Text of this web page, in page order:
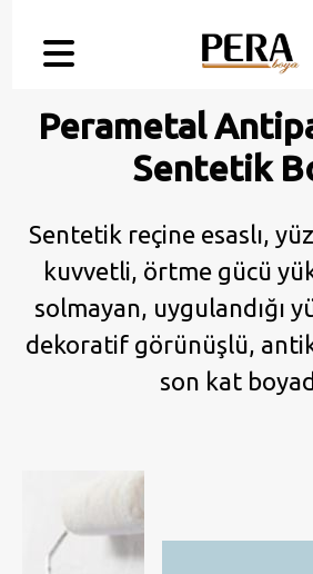
Perametal
Sentetik
Sentetik reçine esaslı,
kuvvetli, örtme gücü
solmayan, uygulandığı
dekoratif görünüşlü,
son kat